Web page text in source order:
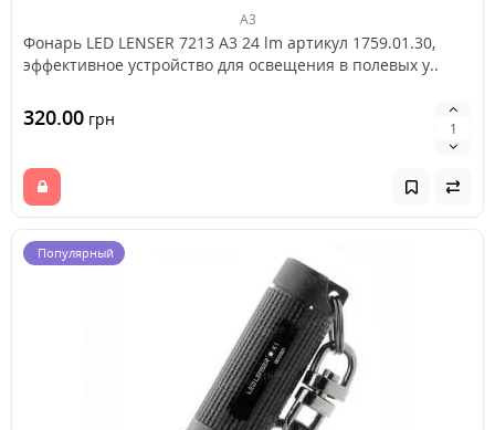
A3
Фонарь LED LENSER 7213 A3 24 lm артикул 1759.01.30,
эффективное устройство для освещения в полевых у..
320.00 грн
Популярный